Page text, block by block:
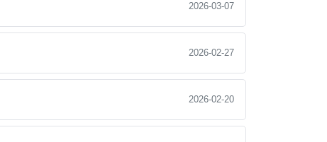
2026-03-07
2026-02-27
2026-02-20